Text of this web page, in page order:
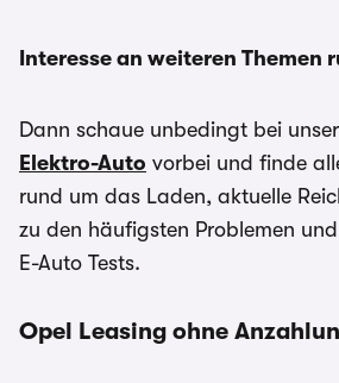
Interesse an weiteren Themen
Dann schaue unbedingt bei
Elektro-Auto vorbei und finde
rund um das Laden, aktuelle
zu den häufigsten Problemen
E-Auto Tests.
Opel Leasing ohne